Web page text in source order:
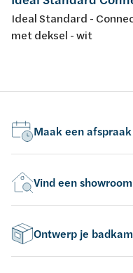
Ideal Standard -
met deksel - wit
Maak een afspraak
Vind een showroom
Ontwerp je